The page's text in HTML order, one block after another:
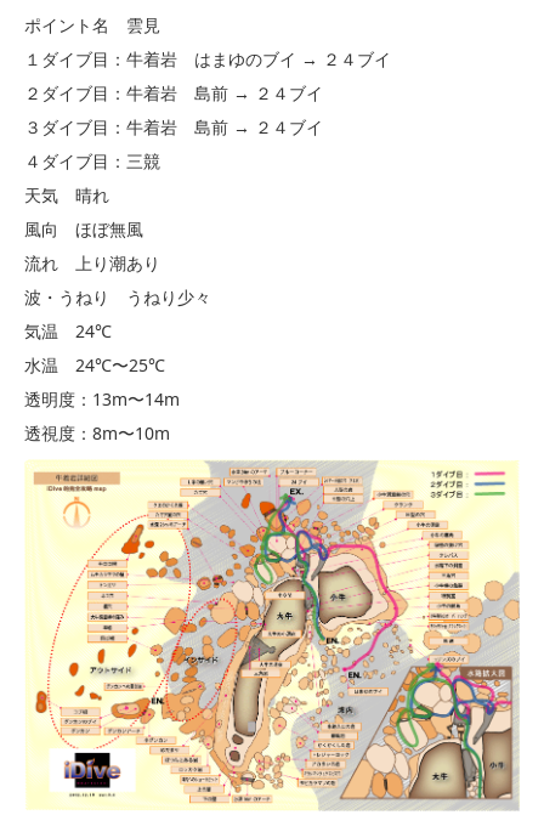
ポイント名 雲見
１ダイブ目：牛着岩 はまゆのブイ → ２４ブイ
２ダイブ目：牛着岩 島前 → ２４ブイ
３ダイブ目：牛着岩 島前 → ２４ブイ
４ダイブ目：三競
天気 晴れ
風向 ほぼ無風
流れ 上り潮あり
波・うねり うねり少々
気温 24℃
水温 24℃〜25℃
透明度：13m〜14m
透視度：8m〜10m